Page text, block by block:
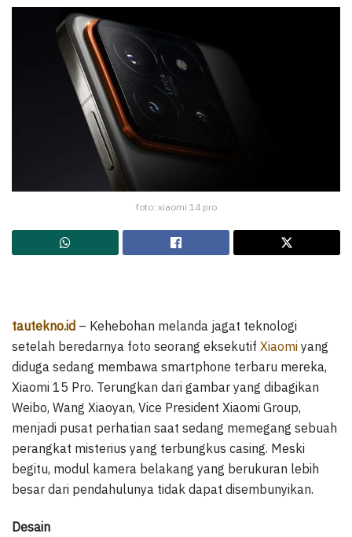
foto: xiaomi 14 pro
tautekno.id – Kehebohan melanda jagat teknologi
setelah beredarnya foto seorang eksekutif Xiaomi yang
diduga sedang membawa smartphone terbaru mereka,
Xiaomi 15 Pro. Terungkan dari gambar yang dibagikan
Weibo, Wang Xiaoyan, Vice President Xiaomi Group,
menjadi pusat perhatian saat sedang memegang sebuah
perangkat misterius yang terbungkus casing. Meski
begitu, modul kamera belakang yang berukuran lebih
besar dari pendahulunya tidak dapat disembunyikan.
Desain